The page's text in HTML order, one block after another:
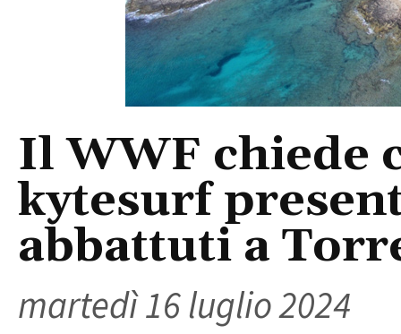
Il WWF chiede
kytesurf
abbattuti a
martedì 16 luglio 2024